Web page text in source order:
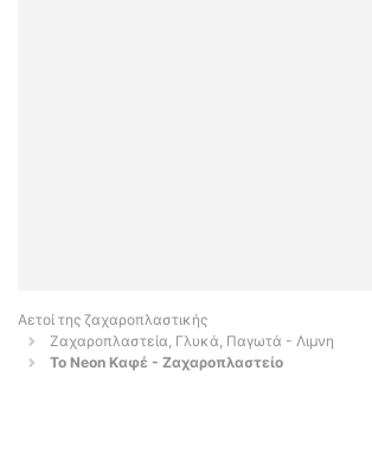
Αετοί της ζαχαροπλαστικής
Ζαχαροπλαστεία, Γλυκά, Παγωτά - Λιμνη
To Neon Καφέ - Ζαχαροπλαστείο